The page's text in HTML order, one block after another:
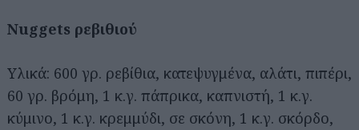
Νuggets ρεβιθιού
Υλικά: 600 γρ. ρεβίθια, κατεψυγμένα, αλάτι, πιπέρι,
60 γρ. βρόμη, 1 κ.γ. πάπρικα, καπνιστή, 1 κ.γ.
κύμινο, 1 κ.γ. κρεμμύδι, σε σκόνη, 1 κ.γ. σκόρδο,